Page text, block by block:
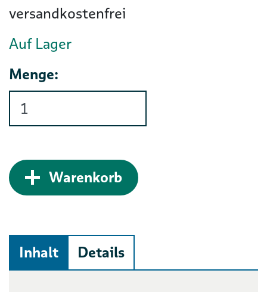
versandkostenfrei
Auf Lager
Menge:
WarenkorbZum Warenkorb
Inhalt Details